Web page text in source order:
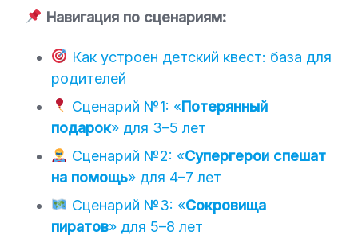
Навигация по сценариям:
Как устроен детский квест: база для
родителей
Сценарий №1: «Потерянный
подарок» для 3–5 лет
Сценарий №2: «Супергерои спешат
на помощь» для 4–7 лет
Сценарий №3: «Сокровища
пиратов» для 5–8 лет